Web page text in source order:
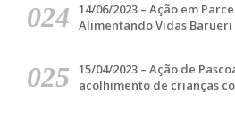
14/06/2023 – Ação em
Alimentando Vidas Barueri
15/04/2023 – Ação de
acolhimento de crianças